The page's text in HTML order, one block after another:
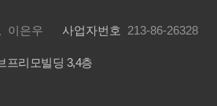
이은우 사업자번호 213-86-26328
프리모빌딩 3,4층